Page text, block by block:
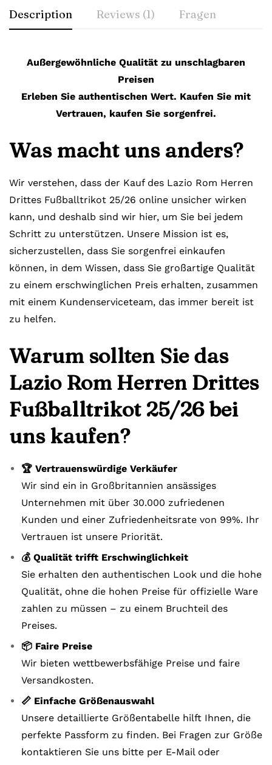
Description Reviews (1) Fragen
Außergewöhnliche Qualität zu unschlagbaren
Preisen
Erleben Sie authentischen Wert. Kaufen Sie mit
Vertrauen, kaufen Sie sorgenfrei.
Was macht uns anders?
Wir verstehen, dass der Kauf des Lazio Rom Herren
Drittes Fußballtrikot 25/26 online unsicher wirken
kann, und deshalb sind wir hier, um Sie bei jedem
Schritt zu unterstützen. Unsere Mission ist es,
sicherzustellen, dass Sie sorgenfrei einkaufen
können, in dem Wissen, dass Sie großartige Qualität
zu einem erschwinglichen Preis erhalten, zusammen
mit einem Kundenserviceteam, das immer bereit ist
zu helfen.
Warum sollten Sie das
Lazio Rom Herren Drittes
Fußballtrikot 25/26 bei
uns kaufen?
🏆 Vertrauenswürdige Verkäufer
Wir sind ein in Großbritannien ansässiges
Unternehmen mit über 30.000 zufriedenen
Kunden und einer Zufriedenheitsrate von 99%. Ihr
Vertrauen ist unsere Priorität.
💰 Qualität trifft Erschwinglichkeit
Sie erhalten den authentischen Look und die hohe
Qualität, ohne die hohen Preise für offizielle Ware
zahlen zu müssen – zu einem Bruchteil des
Preises.
📦 Faire Preise
Wir bieten wettbewerbsfähige Preise und faire
Versandkosten.
📏 Einfache Größenauswahl
Unsere detaillierte Größentabelle hilft Ihnen, die
perfekte Passform zu finden. Bei Fragen zur Größe
kontaktieren Sie uns bitte per E-Mail oder